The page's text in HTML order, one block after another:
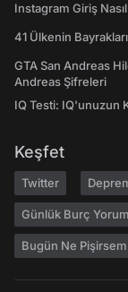
Instagram Giriş
41 Ülkenin
GTA San Andreas
Andreas Şifreleri
IQ Testi: IQ'unuzun
Keşfet
Twitter
Günlük Burç
Bugün Ne Pişirsem